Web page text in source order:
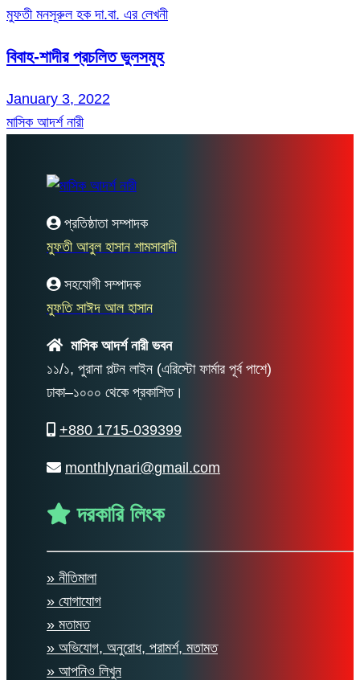
মুফতী মনসূরুল হক দা.বা. এর লেখনী
বিবাহ-শাদীর প্রচলিত ভুলসমূহ
January 3, 2022
মাসিক আদর্শ নারী
প্রতিষ্ঠাতা সম্পাদক
মুফতী আবুল হাসান শামসাবাদী
সহযোগী সম্পাদক
মুফতি সাঈদ আল হাসান
মাসিক আদর্শ নারী ভবন
১১/১, পুরানা পল্টন লাইন (এরিস্টো ফার্মার পূর্ব পাশে)
ঢাকা–১০০০ থেকে প্রকাশিত।
+880 1715-039399
monthlynari@gmail.com
দরকারি লিংক
» নীতিমালা
» যোগাযোগ
» মতামত
» অভিযোগ, অনুরোধ, পরামর্শ, মতামত
» আপনিও লিখুন